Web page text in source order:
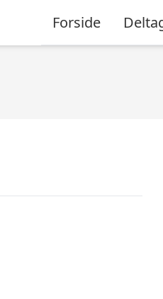
Forside